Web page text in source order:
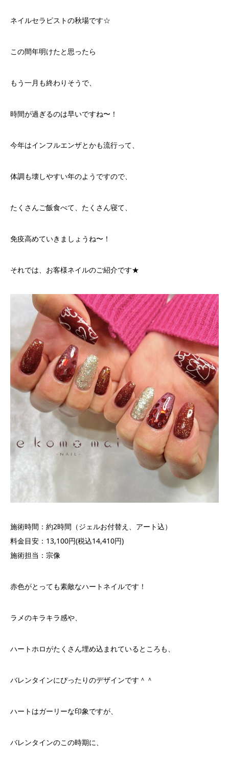
ネイルセラピストの秋場です☆
この間年明けたと思ったら
もう一月も終わりそうで、
時間が過ぎるのは早いですね〜！
今年はインフルエンザとかも流行って、
体調も壊しやすい年のようですので、
たくさんご飯食べて、たくさん寝て、
免疫高めていきましょうね〜！
それでは、お客様ネイルのご紹介です★
施術時間：約2時間（ジェルお付替え、アート込）
料金目安：13,100円(税込14,410円)
施術担当：宗像
赤色がとっても素敵なハートネイルです！
ラメのキラキラ感や、
ハートホロがたくさん埋め込まれているところも、
バレンタインにぴったりのデザインです＾＾
ハートはガーリーな印象ですが、
バレンタインのこの時期に、